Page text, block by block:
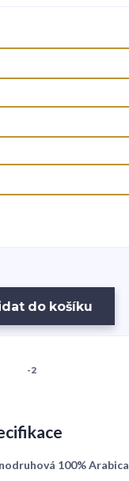
do košíku
-2
100% Arabica